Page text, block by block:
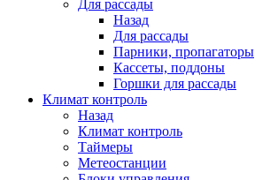
Для рассады
Назад
Для рассады
Парники, пропагаторы
Кассеты, поддоны
Горшки для рассады
Климат контроль
Назад
Климат контроль
Таймеры
Метеостанции